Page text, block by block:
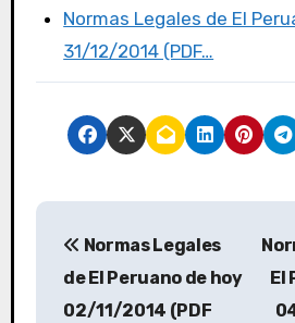
Normas Legales de El
31/12/2014 (PDF…
Normas Legales
de El Peruano de hoy
02/11/2014 (PDF
El